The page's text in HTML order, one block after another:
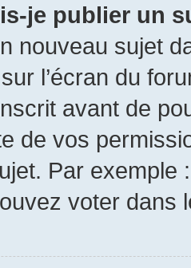
je publier un
nouveau sujet
l’écran du
avant de
de vos
Par exemple
voter dans